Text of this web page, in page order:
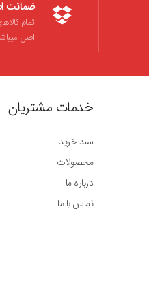
ضمانت
تمام
اصل
خدمات مشتریان
سبد خرید
محصولات
درباره ما
تماس با ما